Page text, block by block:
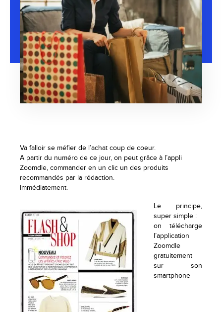
Va falloir se méfier de l’achat coup de coeur.
A partir du numéro de ce jour, on peut grâce à l’appli
Zoomdle, commander en un clic un des produits
recommandés par la rédaction.
Immédiatement.
Le principe,
super simple :
on télécharge
l’application
Zoomdle
gratuitement
sur son
smartphone